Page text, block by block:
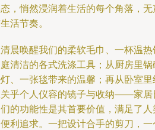
，悄然浸润着生活的每个角落，
活节奏。
晨唤醒我们的柔软毛巾、一杯温
清洁的各式洗涤工具；从厨房里
、一张毯带来的温馨；再从卧室
乎个人仪容的镜子与收纳——家居
的功能性是其首要价值，满足了
利追求。一把设计合手的剪刀，